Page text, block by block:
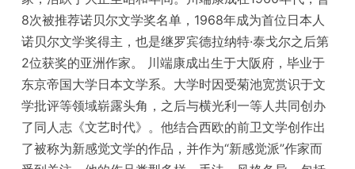
8次被推荐诺贝尔文学奖名单，1968年成为首位日本人
诺贝尔文学奖得主，也是继罗宾德拉纳特·泰戈尔之后第
2位获奖的亚洲作家。 川端康成出生于大阪府，毕业于
东京帝国大学日本文学系。大学时因受菊池宽赏识于文
学批评等领域崭露头角，之后与横光利一等人共同创办
了同人志《文艺时代》。他结合西欧的前卫文学创作出
了被称为新感觉文学的作品，并作为“新感觉派”作家而